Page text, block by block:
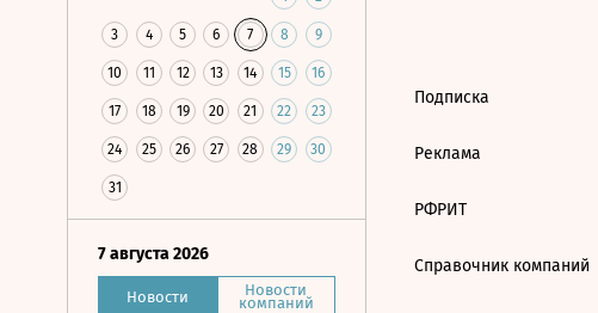
3 4 5 6 7 8 9
10 11 12 13 14 15 16
17 18 19 20 21 22 23
24 25 26 27 28 29 30
31
7 августа 2026
Новости Новости
компаний
Подписка
Реклама
РФРИТ
Справочник компаний